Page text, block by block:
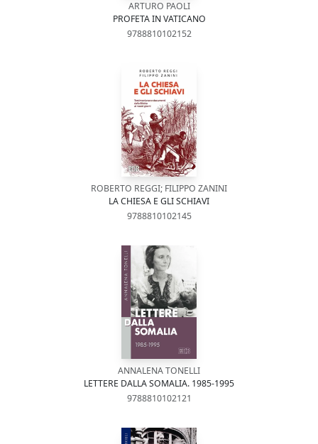
ARTURO PAOLI
PROFETA IN VATICANO
9788810102152
ROBERTO REGGI; FILIPPO ZANINI
LA CHIESA E GLI SCHIAVI
9788810102145
ANNALENA TONELLI
LETTERE DALLA SOMALIA. 1985-1995
9788810102121